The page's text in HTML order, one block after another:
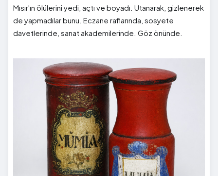
Mısır'ın ölülerini yedi, açtı ve boyadı. Utanarak, gizlenerek
de yapmadılar bunu. Eczane raflarında, sosyete
davetlerinde, sanat akademilerinde. Göz önünde.